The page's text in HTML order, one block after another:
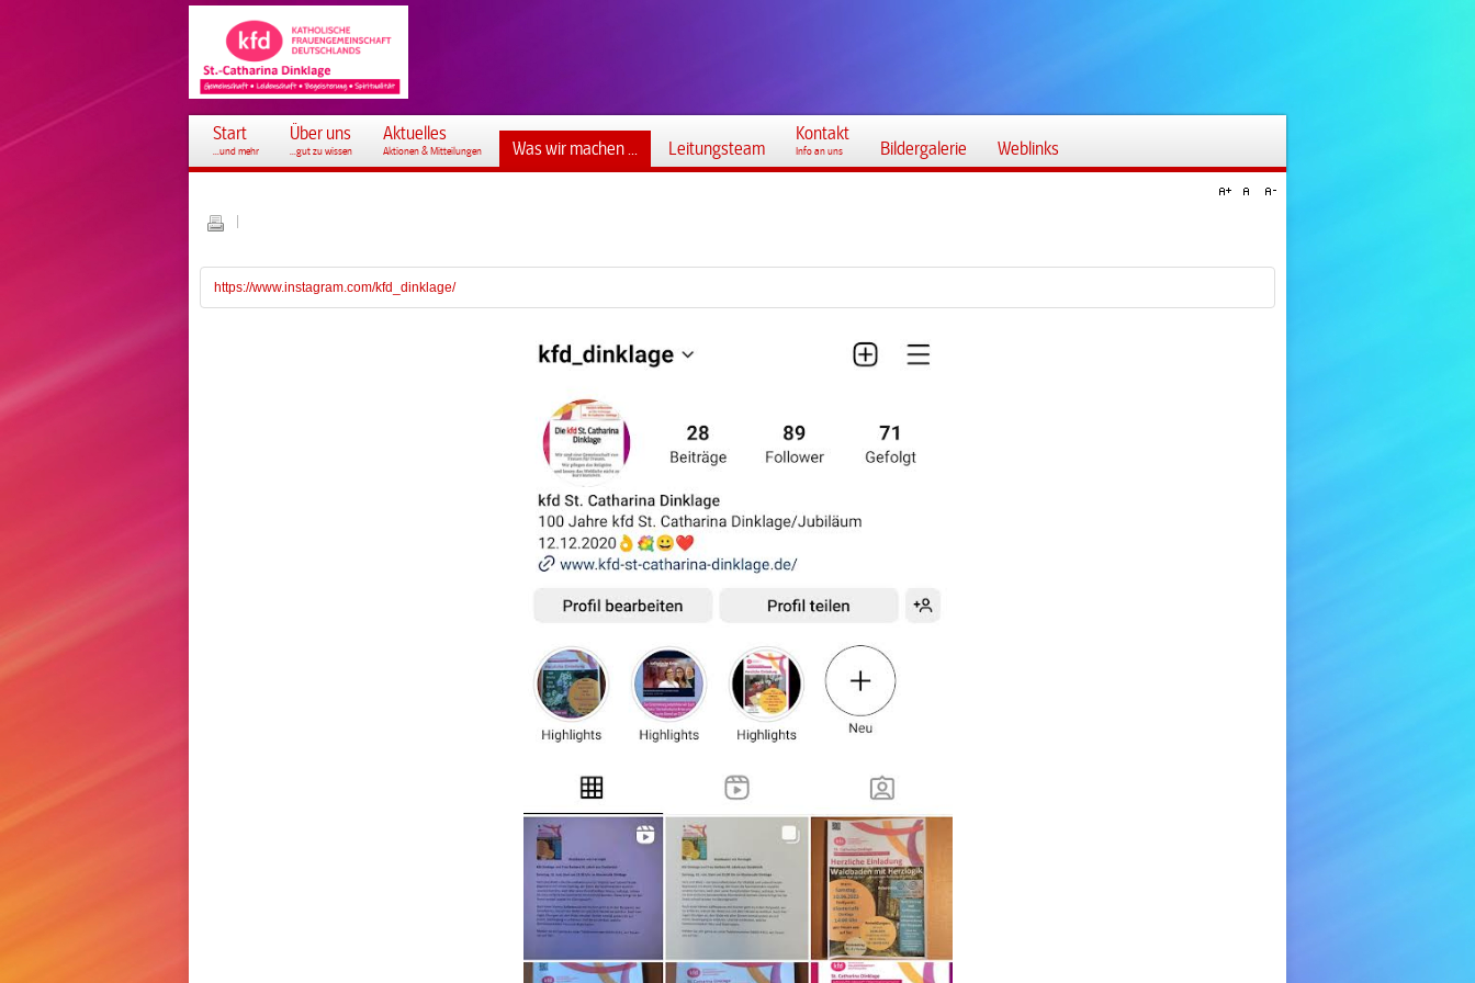
Start
...und mehr
Über uns
...gut zu wissen
Aktuelles
Aktionen & Mitteilungen Was wir machen ... Leitungsteam
Kontakt
Info an uns Bildergalerie Weblinks
https://www.instagram.com/kfd_dinklage/